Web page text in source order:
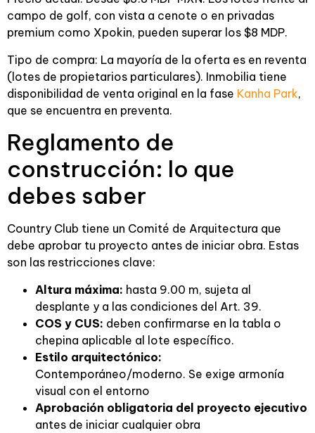
campo de golf, con vista a cenote o en privadas
premium como Xpokin, pueden superar los $8 MDP.
Tipo de compra: La mayoría de la oferta es en reventa
(lotes de propietarios particulares). Inmobilia tiene
disponibilidad de venta original en la fase Kanha Park,
que se encuentra en preventa.
Reglamento de
construcción: lo que
debes saber
Country Club tiene un Comité de Arquitectura que
debe aprobar tu proyecto antes de iniciar obra. Estas
son las restricciones clave:
Altura máxima: hasta 9.00 m, sujeta al
desplante y a las condiciones del Art. 39.
COS y CUS: deben confirmarse en la tabla o
chepina aplicable al lote específico.
Estilo arquitectónico:
Contemporáneo/moderno. Se exige armonía
visual con el entorno
Aprobación obligatoria del proyecto ejecutivo
antes de iniciar cualquier obra